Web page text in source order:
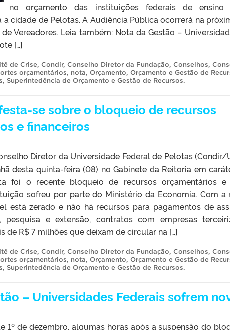
no orçamento das instituições federais de
cidade de Pelotas. A Audiência Pública ocorrerá na
de Vereadores. Leia também: Nota da Gestão –
[…]
de Crise, Condir, Conselho Diretor da Fundação, Conselhos,
orçamentários, nota, Orçamento, Orçamento e Gestão de
, Superintedência de Orçamento e Gestão de Recursos.
se sobre o bloqueio de recursos
e financeiros
Diretor da Universidade Federal de Pelotas (Condir/
desta quinta-feira (08) no Gabinete da Reitoria em
foi o recente bloqueio de recursos orçamentários e
sofreu por parte do Ministério da Economia. Com a
está zerado e não há recursos para pagamentos de
pesquisa e extensão, contratos com empresas
de R$ 7 milhões que deixam de circular na […]
de Crise, Condir, Conselho Diretor da Fundação, Conselhos,
orçamentários, nota, Orçamento, Orçamento e Gestão de
, Superintedência de Orçamento e Gestão de Recursos.
– Universidades Federais sofrem
1º de dezembro, algumas horas após a suspensão do